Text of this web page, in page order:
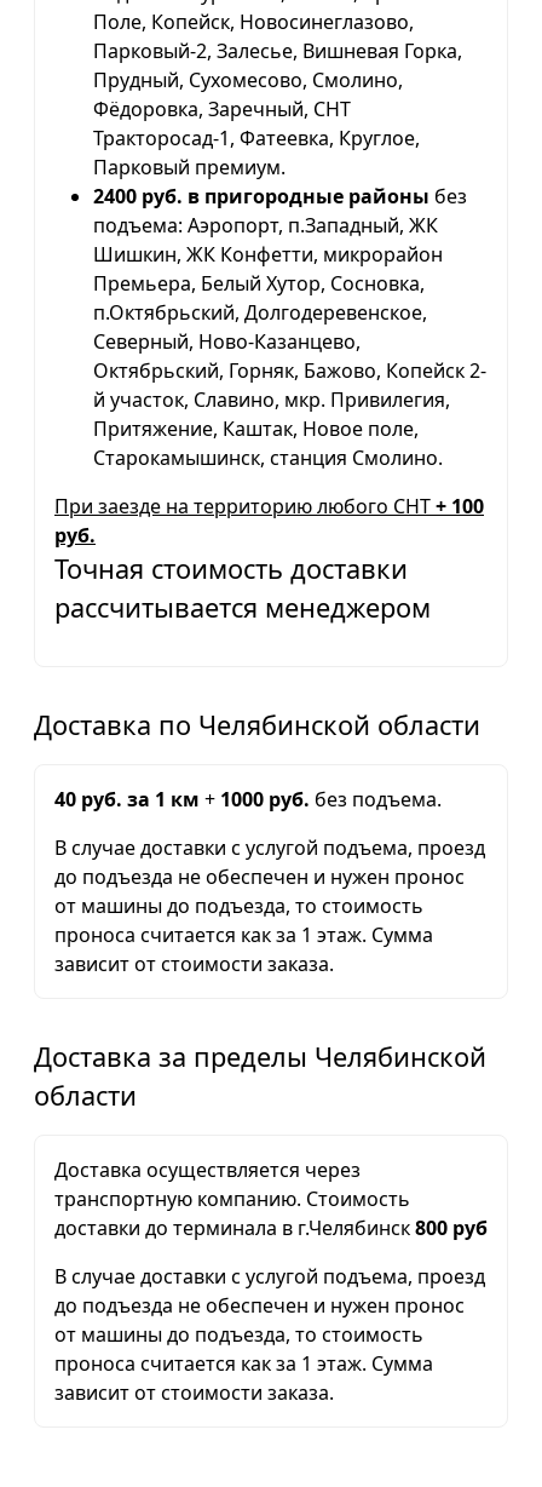
Поле, Копейск, Новосинеглазово,
Парковый-2, Залесье, Вишневая Горка,
Прудный, Сухомесово, Смолино,
Фёдоровка, Заречный, СНТ
Тракторосад-1, Фатеевка, Круглое,
Парковый премиум.
2400 руб. в пригородные районы без
подъема: Аэропорт, п.Западный, ЖК
Шишкин, ЖК Конфетти, микрорайон
Премьера, Белый Хутор, Сосновка,
п.Октябрьский, Долгодеревенское,
Северный, Ново-Казанцево,
Октябрьский, Горняк, Бажово, Копейск 2-
й участок, Славино, мкр. Привилегия,
Притяжение, Каштак, Новое поле,
Старокамышинск, станция Смолино.
При заезде на территорию любого СНТ+ 100
руб.
Точная стоимость доставки
рассчитывается менеджером
Доставка по Челябинской области
40 руб. за 1 км + 1000 руб. без подъема.
В случае доставки с услугой подъема, проезд
до подъезда не обеспечен и нужен пронос
от машины до подъезда, то стоимость
проноса считается как за 1 этаж. Сумма
зависит от стоимости заказа.
Доставка за пределы Челябинской
области
Доставка осуществляется через
транспортную компанию. Стоимость
доставки до терминала в г.Челябинск800 руб
В случае доставки с услугой подъема, проезд
до подъезда не обеспечен и нужен пронос
от машины до подъезда, то стоимость
проноса считается как за 1 этаж. Сумма
зависит от стоимости заказа.